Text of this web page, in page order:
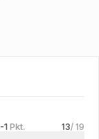
-1 Pkt. 13/ 19